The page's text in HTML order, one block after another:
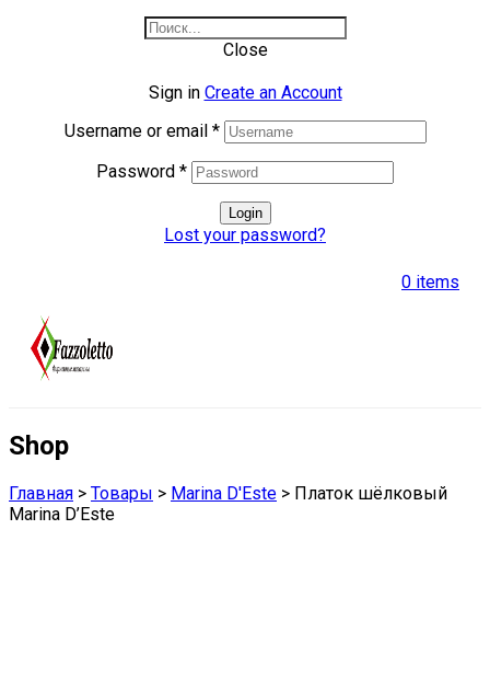
Close
Sign in Create an Account
Username or email *
Password *
Login
Lost your password?
0 items
Shop
Главная > Товары > Marina D'Este > Платок шёлковый
Marina D’Este